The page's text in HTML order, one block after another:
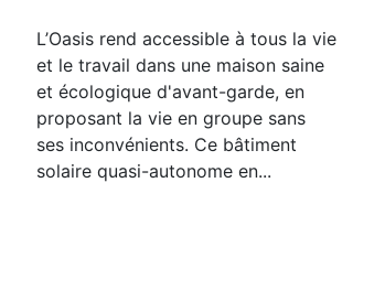
L’Oasis rend accessible à tous la vie
et le travail dans une maison saine
et écologique d'avant-garde, en
proposant la vie en groupe sans
ses inconvénients. Ce bâtiment
solaire quasi-autonome en...